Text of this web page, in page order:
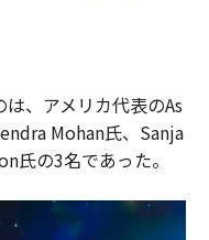
、アメリカ代表のAs
Mohan氏、Sanja
氏の3名であった。